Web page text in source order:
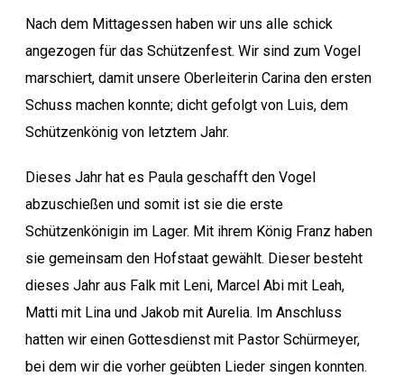
Nach dem Mittagessen haben wir uns alle schick
angezogen für das Schützenfest. Wir sind zum Vogel
marschiert, damit unsere Oberleiterin Carina den ersten
Schuss machen konnte; dicht gefolgt von Luis, dem
Schützenkönig von letztem Jahr.
Dieses Jahr hat es Paula geschafft den Vogel
abzuschießen und somit ist sie die erste
Schützenkönigin im Lager. Mit ihrem König Franz haben
sie gemeinsam den Hofstaat gewählt. Dieser besteht
dieses Jahr aus Falk mit Leni, Marcel Abi mit Leah,
Matti mit Lina und Jakob mit Aurelia. Im Anschluss
hatten wir einen Gottesdienst mit Pastor Schürmeyer,
bei dem wir die vorher geübten Lieder singen konnten.